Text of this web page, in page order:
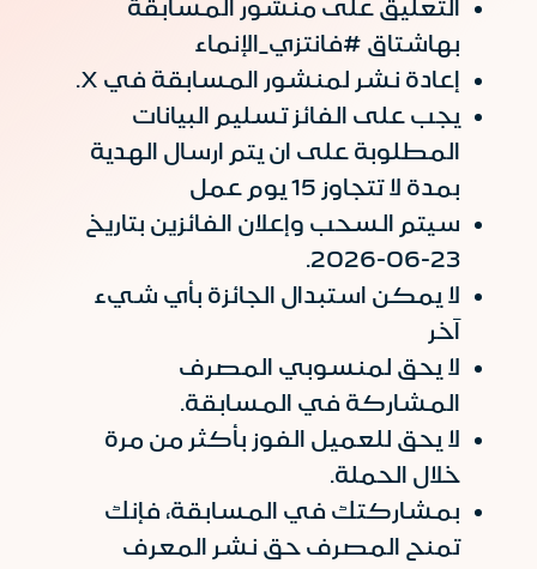
التعليق على منشور المسابقة
بهاشتاق #فانتزي_الإنماء
إعادة نشر لمنشور المسابقة في X.
يجب على الفائز تسليم البيانات
المطلوبة على ان يتم ارسال الهدية
بمدة لا تتجاوز 15 يوم عمل
سيتم السحب وإعلان الفائزين بتاريخ
23-06-2026.
لا يمكن استبدال الجائزة بأي شيء
آخر
لا يحق لمنسوبي المصرف
المشاركة في المسابقة.
لا يحق للعميل الفوز بأكثر من مرة
خلال الحملة.
بمشاركتك في المسابقة، فإنك
تمنح المصرف حق نشر المعرف